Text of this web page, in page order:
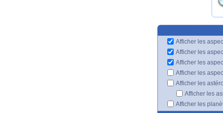
Afficher les
Afficher les
Afficher les
Afficher les
Afficher les
Afficher les
Afficher les